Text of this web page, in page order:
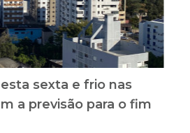
sexta e frio nas
a previsão para o fim